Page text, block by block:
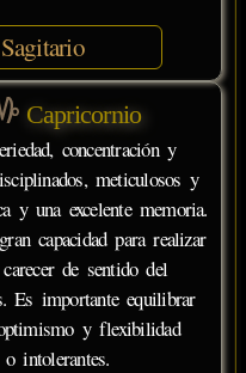
Capricornio
concentración y
meticulosos y
y una excelente memoria.
capacidad para realizar
de sentido del
Es importante equilibrar
y flexibilidad
intolerantes.